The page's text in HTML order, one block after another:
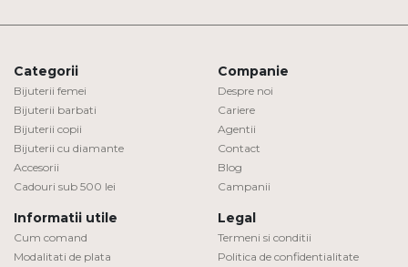
Categorii
Bijuterii femei
Bijuterii barbati
Bijuterii copii
Bijuterii cu diamante
Accesorii
Cadouri sub 500 lei
Companie
Despre noi
Cariere
Agentii
Contact
Blog
Campanii
Informatii utile
Cum comand
Modalitati de plata
Legal
Termeni si conditii
Politica de confidentialitate